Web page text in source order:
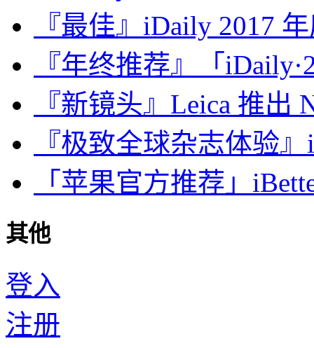
『最佳』iDaily 2017
『年终推荐』「
『新镜头』Leica 推出
『极致全球杂志体验
「苹果官方推荐」
其他
登入
注册